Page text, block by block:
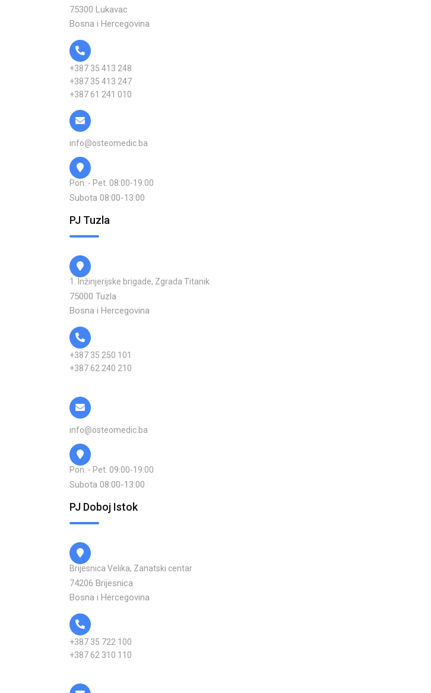
75300 Lukavac
Bosna i Hercegovina
+387 35 413 248
+387 35 413 247
+387 61 241 010
info@osteomedic.ba
Pon. - Pet. 08:00-19:00
Subota 08:00-13:00
PJ Tuzla
1. Inžinjerijske brigade, Zgrada Titanik
75000 Tuzla
Bosna i Hercegovina
+387 35 250 101
+387 62 240 210
info@osteomedic.ba
Pon. - Pet. 09:00-19:00
Subota 08:00-13:00
PJ Doboj Istok
Brijesnica Velika, Zanatski centar
74206 Brijesnica
Bosna i Hercegovina
+387 35 722 100
+387 62 310 110